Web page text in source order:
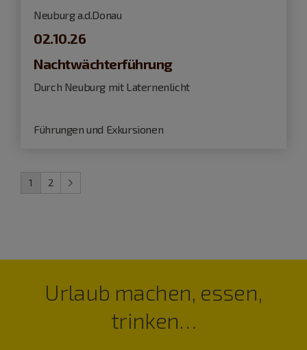
Neuburg a.d.Donau
02.10.26
Nachtwächterführung
Durch Neuburg mit Laternenlicht
Führungen und Exkursionen
1 2
Urlaub machen, essen,
trinken…